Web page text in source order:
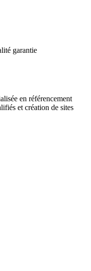
garantie
en référencement
et création de sites